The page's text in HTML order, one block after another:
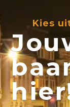
Kies